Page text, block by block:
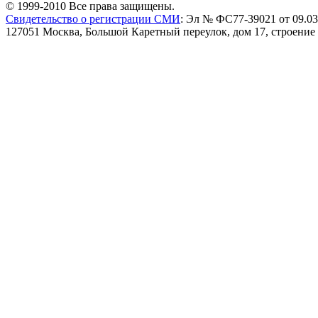
© 1999-2010 Все права защищены.
Свидетельство о регистрации СМИ: Эл № ФС77-39021 от
127051 Москва, Большой Каретный переулок, дом 17, строение